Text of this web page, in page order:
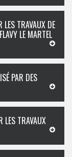
LES TRAVAUX DE
LE MARTEL
PAR DES
LES TRAVAUX